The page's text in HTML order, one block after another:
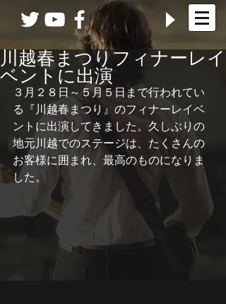
川越春まつりフィナーレイ
ベントに出演
３月２８日～５月５日まで行われてい
る『川越春まつり』のフィナーレイベ
ントに出演してきました。久しぶりの
地元川越でのステージは、たくさんの
お客様に囲まれ、最高のものになりま
した。